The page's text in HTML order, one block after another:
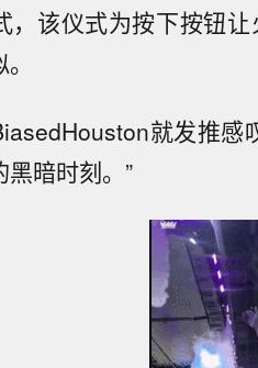
，该仪式为按下按钮
就发推感
暗时刻。”